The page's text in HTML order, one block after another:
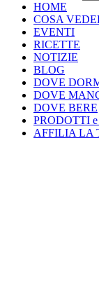
HOME
COSA
EVENTI
RICETTE
NOTIZIE
BLOG
DOVE
DOVE
DOVE BERE
PRODOTTI
AFFILIA LA